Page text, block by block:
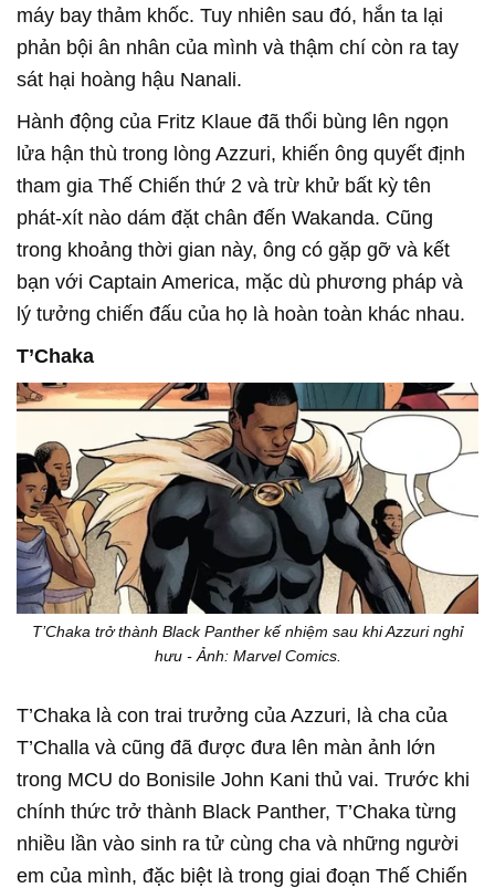
máy bay thảm khốc. Tuy nhiên sau đó, hắn ta lại
phản bội ân nhân của mình và thậm chí còn ra tay
sát hại hoàng hậu Nanali.
Hành động của Fritz Klaue đã thổi bùng lên ngọn
lửa hận thù trong lòng Azzuri, khiến ông quyết định
tham gia Thế Chiến thứ 2 và trừ khử bất kỳ tên
phát-xít nào dám đặt chân đến Wakanda. Cũng
trong khoảng thời gian này, ông có gặp gỡ và kết
bạn với Captain America, mặc dù phương pháp và
lý tưởng chiến đấu của họ là hoàn toàn khác nhau.
T’Chaka
T’Chaka trở thành Black Panther kế nhiệm sau khi Azzuri nghỉ
hưu - Ảnh: Marvel Comics.
T’Chaka là con trai trưởng của Azzuri, là cha của
T’Challa và cũng đã được đưa lên màn ảnh lớn
trong MCU do Bonisile John Kani thủ vai. Trước khi
chính thức trở thành Black Panther, T’Chaka từng
nhiều lần vào sinh ra tử cùng cha và những người
em của mình, đặc biệt là trong giai đoạn Thế Chiến